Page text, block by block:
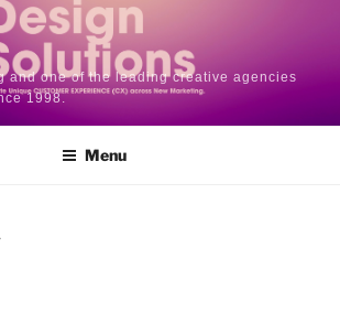
and one of the leading creative agencies
1998.
Menu